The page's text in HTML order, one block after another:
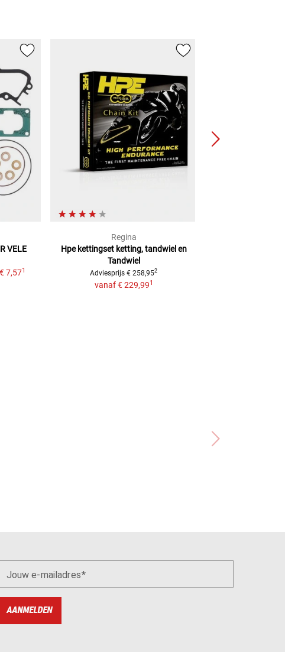
VELE
€ 7,571
Regina
Hpe kettingset ketting, tandwiel en
Tandwiel
Adviesprijs € 258,952
vanaf € 229,991
Jouw e-mailadres
AANMELDEN